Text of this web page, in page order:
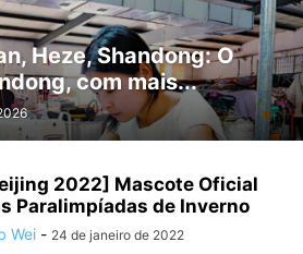
Heze, Shandong: O
com mais...
2022] Mascote Oficial
Paralimpíadas de Inverno
Wei - 24 de janeiro de 2022